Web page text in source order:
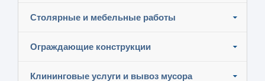
Столярные и мебельные работы
Ограждающие конструкции
Клининговые услуги и вывоз мусора